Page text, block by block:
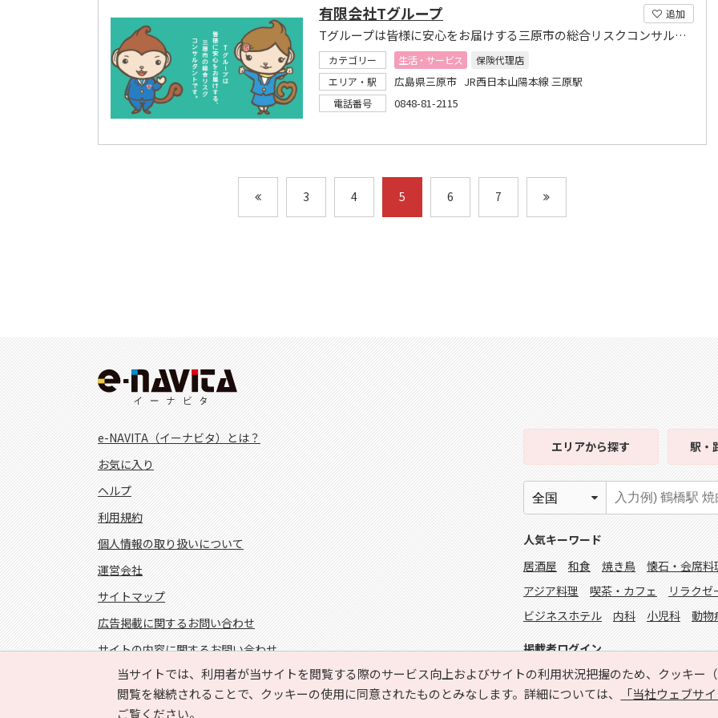
追加
有限会社Tグループ
Tグループは皆様に安心をお届けする三原市の総合リスクコンサルタントです。
カテゴリー 生活・サービス
保険代理店
エリア・駅
広島県三原市 JR西日本山陽本線 三原駅
電話番号 0848-81-2115
3 4 5 6 7
当サイトでは、利用者が当サイトを閲覧する際のサービス向上およびサイトの利用状況把握のため、クッキー
閲覧を継続されることで、クッキーの使用に同意されたものとみなします。詳細については、
「当社ウェブサ
ご覧ください。
e-NAVITA（イーナビタ）とは？
お気に入り
ヘルプ
利用規約
個人情報の取り扱いについて
運営会社
サイトマップ
広告掲載に関するお問い合わせ
サイトの内容に関するお問い合わせ
エリアから探す 駅・
人気キーワード
居酒屋
和食 焼き鳥 懐石・会席料
アジア料理
喫茶・カフェ リラクゼ
ビジネスホテル
内科 小児科 動物
掲載者ログイン
FOLLOW US!